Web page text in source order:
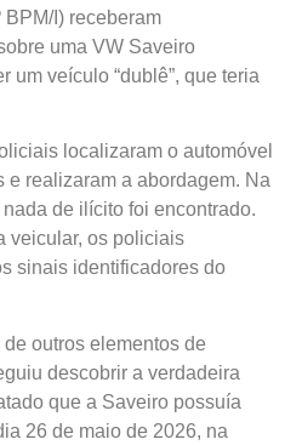
BPM/I) receberam
uma VW Saveiro
um veículo “dublê”, que teria
localizaram o automóvel
realizaram a abordagem. Na
de ilícito foi encontrado.
veicular, os policiais
sinais identificadores do
outros elementos de
descobrir a verdadeira
que a Saveiro possuía
26 de maio de 2026, na